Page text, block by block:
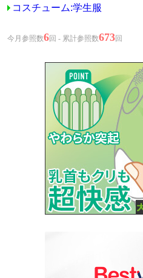
コスチューム:学生服
今月参照数6回 - 累計参照数673回